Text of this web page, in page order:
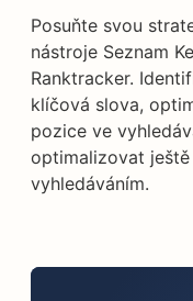
Posuňte svou
nástroje Seznam
Ranktracker.
klíčová slova,
pozice ve
optimalizovat
vyhledáváním.